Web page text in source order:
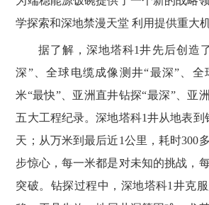
学探索和深地禁漫天堂 利用提供重大
据了解，深地塔科1井‍‍先后创造
深”、全球电缆成像测井“最深”、
米“最快”、亚洲直井钻探“最深”、亚
五大工程纪录。深地塔科1井从地表到
天；从万米到最后近1公里，耗时300
步惊心，每一米都是对未知的挑战，
突破。钻探过程中，深地塔科1井克